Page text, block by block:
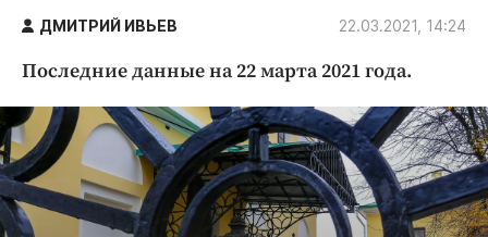
Авто и транспорт
Криминал
Культура
Недвижимость и ЖКХ
Образование
Общество
ДМИТРИЙ ИВЬЕВ 22.03.2021, 14:24
Последние данные на 22 марта 2021 года.